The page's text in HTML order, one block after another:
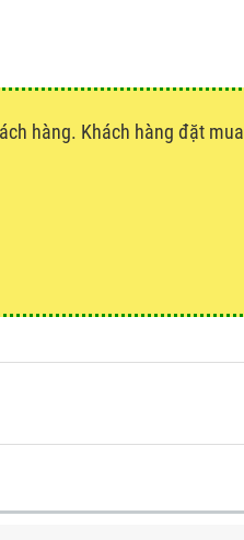
hàng. Khách hàng đặt mua